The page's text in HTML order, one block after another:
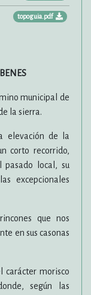
topoguia.pdf
municipal de
la sierra.
elevación de la
corto recorrido,
local, su
excepcionales
que nos
en sus casonas
carácter morisco
según las